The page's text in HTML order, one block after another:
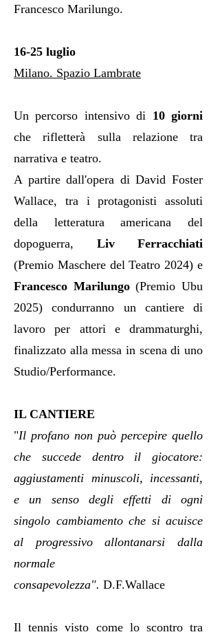
Francesco Marilungo.
16-25 luglio
Milano. Spazio Lambrate
Un percorso intensivo di 10 giorni
che rifletterà sulla relazione tra
narrativa e teatro.
A partire dall'opera di David Foster
Wallace, tra i protagonisti assoluti
della letteratura americana del
dopoguerra, Liv Ferracchiati
(Premio Maschere del Teatro 2024) e
Francesco Marilungo(Premio Ubu
2025) condurranno un cantiere di
lavoro per attori e drammaturghi,
finalizzato alla messa in scena di uno
Studio/Performance.
IL CANTIERE
"Il profano non può percepire quello
che succede dentro il giocatore:
aggiustamenti minuscoli, incessanti,
e un senso degli effetti di ogni
singolo cambiamento che si acuisce
al progressivo allontanarsi dalla
normale
consapevolezza". D.F.Wallace
Il tennis visto come lo scontro tra